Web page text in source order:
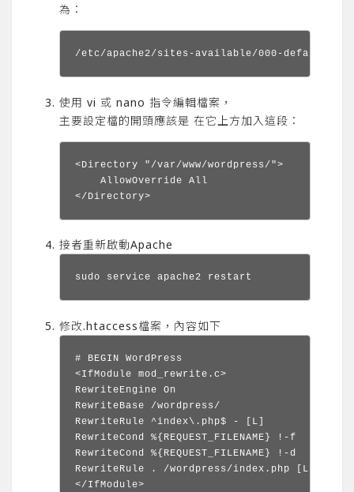
為：
/etc/apache2/sites-available/000-
使用 vi 或 nano 指令編輯檔案，
主要設定檔的開頭應該是 在它上方加入這段：
<Directory "/var/www/wordpress/">
    AllowOverride All
接者重新啟動Apache
sudo service apache2 restart
修改.htaccess檔案，內容如下
# BEGIN WordPress
<IfModule mod_rewrite.c>
RewriteEngine On
RewriteBase /wordpress/
RewriteRule ^index\.php$ - [L]
RewriteCond %{REQUEST_FILENAME} !-f
RewriteCond %{REQUEST_FILENAME} !-d
RewriteRule . /wordpress/index.php [L]
</IfModule>